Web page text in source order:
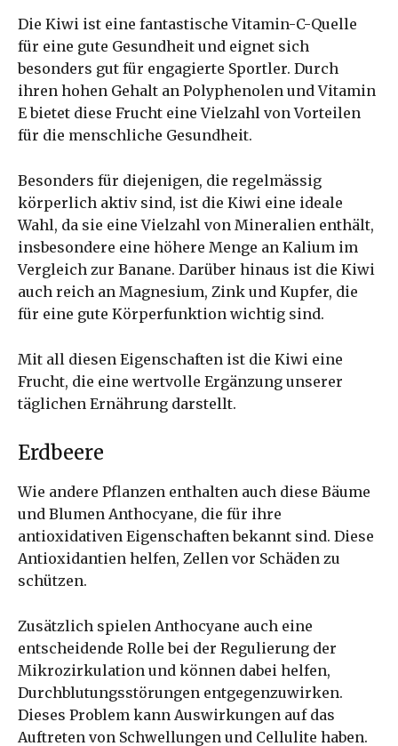
Die Kiwi ist eine fantastische Vitamin-C-Quelle
für eine gute Gesundheit und eignet sich
besonders gut für engagierte Sportler. Durch
ihren hohen Gehalt an Polyphenolen und Vitamin
E bietet diese Frucht eine Vielzahl von Vorteilen
für die menschliche Gesundheit.
Besonders für diejenigen, die regelmässig
körperlich aktiv sind, ist die Kiwi eine ideale
Wahl, da sie eine Vielzahl von Mineralien enthält,
insbesondere eine höhere Menge an Kalium im
Vergleich zur Banane. Darüber hinaus ist die Kiwi
auch reich an Magnesium, Zink und Kupfer, die
für eine gute Körperfunktion wichtig sind.
Mit all diesen Eigenschaften ist die Kiwi eine
Frucht, die eine wertvolle Ergänzung unserer
täglichen Ernährung darstellt.
Erdbeere
Wie andere Pflanzen enthalten auch diese Bäume
und Blumen Anthocyane, die für ihre
antioxidativen Eigenschaften bekannt sind. Diese
Antioxidantien helfen, Zellen vor Schäden zu
schützen.
Zusätzlich spielen Anthocyane auch eine
entscheidende Rolle bei der Regulierung der
Mikrozirkulation und können dabei helfen,
Durchblutungsstörungen entgegenzuwirken.
Dieses Problem kann Auswirkungen auf das
Auftreten von Schwellungen und Cellulite haben.